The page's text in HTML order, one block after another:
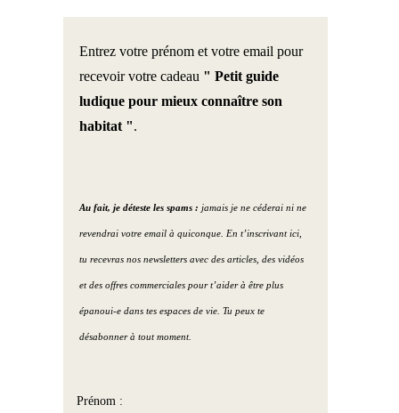
Entrez votre prénom et votre email pour
recevoir votre cadeau " Petit guide
ludique pour mieux connaître son
habitat ".
Au fait, je déteste les spams : jamais je ne céderai ni ne
revendrai votre email à quiconque. En t’inscrivant ici,
tu recevras nos newsletters avec des articles, des vidéos
et des offres commerciales pour t’aider à être plus
épanoui-e dans tes espaces de vie. Tu peux te
désabonner à tout moment.
Prénom :